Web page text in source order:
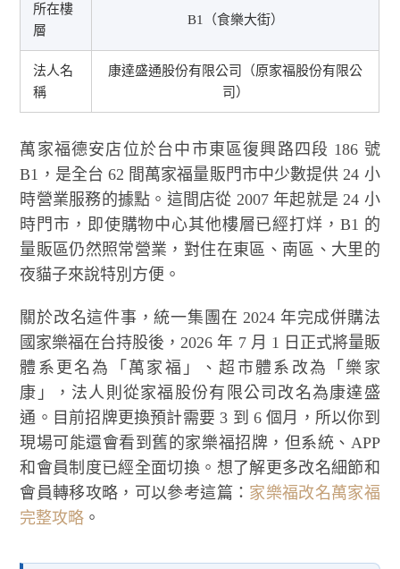
所在樓
層
B1（食樂大街）
法人名
稱
康達盛通股份有限公司（原家福股份有限公
司）
萬家福德安店位於台中市東區復興路四段 186 號
B1，是全台 62 間萬家福量販門市中少數提供 24 小
時營業服務的據點。這間店從 2007 年起就是 24 小
時門市，即使購物中心其他樓層已經打烊，B1 的
量販區仍然照常營業，對住在東區、南區、大里的
夜貓子來說特別方便。
關於改名這件事，統一集團在 2024 年完成併購法
國家樂福在台持股後，2026 年 7 月 1 日正式將量販
體系更名為「萬家福」、超市體系改為「樂家
康」，法人則從家福股份有限公司改名為康達盛
通。目前招牌更換預計需要 3 到 6 個月，所以你到
現場可能還會看到舊的家樂福招牌，但系統、APP
和會員制度已經全面切換。想了解更多改名細節和
會員轉移攻略，可以參考這篇： 家樂福改名萬家福
完整攻略 。